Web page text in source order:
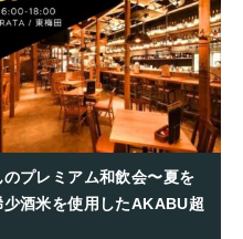
のプレミアム和飲会〜夏を
酒米を使用したAKABU超